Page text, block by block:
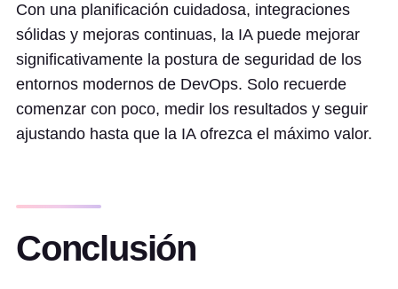
Con una planificación cuidadosa, integraciones
sólidas y mejoras continuas, la IA puede mejorar
significativamente la postura de seguridad de los
entornos modernos de DevOps. Solo recuerde
comenzar con poco, medir los resultados y seguir
ajustando hasta que la IA ofrezca el máximo valor.
Conclusión